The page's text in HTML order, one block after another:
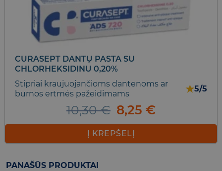
CURASEPT DANTŲ PASTA SU
CHLORHEKSIDINU 0,20%
Stipriai kraujuojančioms dantenoms ar
burnos ertmės pažeidimams
★5/5
10,30€ Original
price
was:
10,30 €.
8,25 €Current
price
8,25 €.
Į KREPŠELĮ
PANAŠŪS PRODUKTAI